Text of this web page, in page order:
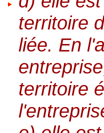
territoire
liée. En
territoire